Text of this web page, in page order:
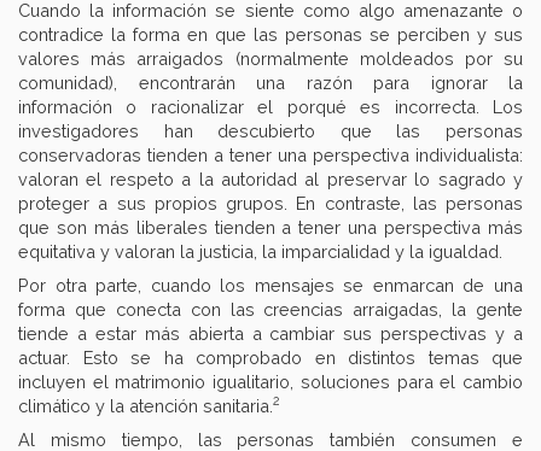
Cuando la información se siente como algo amenazante o
contradice la forma en que las personas se perciben y sus
valores más arraigados (normalmente moldeados por su
comunidad), encontrarán una razón para ignorar la
información o racionalizar el porqué es incorrecta. Los
investigadores han descubierto que las personas
conservadoras tienden a tener una perspectiva individualista:
valoran el respeto a la autoridad al preservar lo sagrado y
proteger a sus propios grupos. En contraste, las personas
que son más liberales tienden a tener una perspectiva más
equitativa y valoran la justicia, la imparcialidad y la igualdad.
Por otra parte, cuando los mensajes se enmarcan de una
forma que conecta con las creencias arraigadas, la gente
tiende a estar más abierta a cambiar sus perspectivas y a
actuar. Esto se ha comprobado en distintos temas que
incluyen el matrimonio igualitario, soluciones para el cambio
climático y la atención sanitaria. 2
Al mismo tiempo, las personas también consumen e